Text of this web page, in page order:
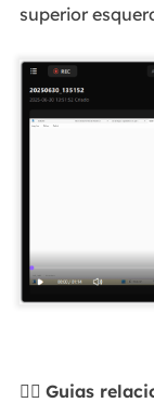
superior
🙇‍♀️ Guias